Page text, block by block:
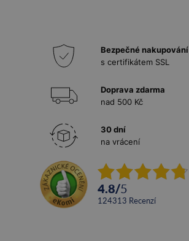
Bezpečné nakupování
s certifikátem SSL
Doprava zdarma
nad 500 Kč
30 dní
na vrácení
4.8/5
124313 recenzí